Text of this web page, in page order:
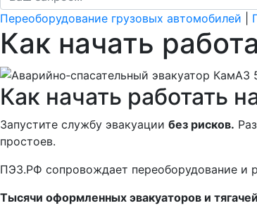
Переоборудование грузовых автомобилей
Как начать
Как начать работать
Запустите службу эвакуации без рисков.
простоев.
ПЭЗ.РФ сопровождает переоборудование
Тысячи оформленных эвакуаторов и